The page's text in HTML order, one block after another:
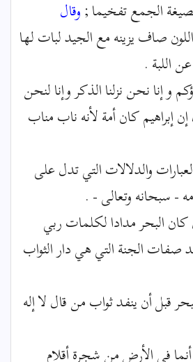
الجمع تفخيما ;وقال
صاف يزينه مع الجيد لبات لها
اللبة .
و إنا نحن نزلنا الذكر وإنا لنحن
كان أمة لأنه ناب مناب
والدلالات التي تدل على
- سبحانه وتعالى - .
البحر مدادا لكلمات ربي
صفات الجنة التي هي دار الثواب
قبل أن ينفد ثواب من قال لا إله
في الأرض من شجرة أقلام